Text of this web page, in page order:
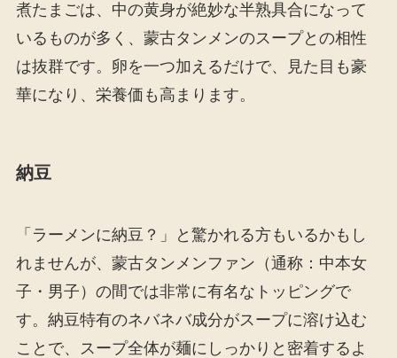
煮たまごは、中の黄身が絶妙な半熟具合になって
いるものが多く、蒙古タンメンのスープとの相性
は抜群です。卵を一つ加えるだけで、見た目も豪
華になり、栄養価も高まります。
納豆
「ラーメンに納豆？」と驚かれる方もいるかもし
れませんが、蒙古タンメンファン（通称：中本女
子・男子）の間では非常に有名なトッピングで
す。納豆特有のネバネバ成分がスープに溶け込む
ことで、スープ全体が麺にしっかりと密着するよ